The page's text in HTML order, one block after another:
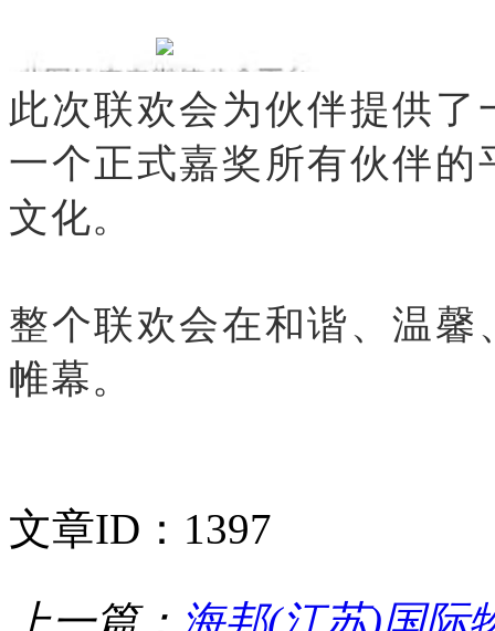
此次联欢会为伙伴提供
一个正式嘉奖所有伙伴
文化。
整个联欢会在和谐、温
帷幕。
文章ID：1397
上一篇： 海邦(江苏)国际